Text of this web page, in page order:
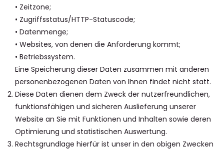
• Zeitzone;
• Zugriffsstatus/HTTP-Statuscode;
• Datenmenge;
• Websites, von denen die Anforderung kommt;
• Betriebssystem.
Eine Speicherung dieser Daten zusammen mit anderen
personenbezogenen Daten von Ihnen findet nicht statt.
Diese Daten dienen dem Zweck der nutzerfreundlichen,
funktionsfähigen und sicheren Auslieferung unserer
Website an Sie mit Funktionen und Inhalten sowie deren
Optimierung und statistischen Auswertung.
Rechtsgrundlage hierfür ist unser in den obigen Zwecken